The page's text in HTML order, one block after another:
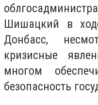
Шишацкий в
Донбасс,
кризисные
многом
безопасность